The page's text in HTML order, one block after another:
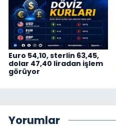
Euro 54,10, sterlin 63,45,
dolar 47,40 liradan işlem
görüyor
Yorumlar